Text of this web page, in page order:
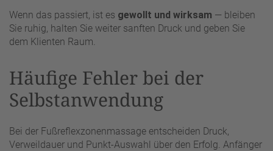
Wenn das passiert, ist es gewollt und wirksam — bleiben
Sie ruhig, halten Sie weiter sanften Druck und geben Sie
dem Klienten Raum.
Häufige Fehler bei der
Selbstanwendung
Bei der Fußreflexzonenmassage entscheiden Druck,
Verweildauer und Punkt-Auswahl über den Erfolg. Anfänger